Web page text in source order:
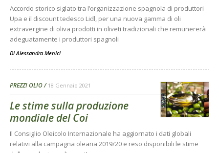
Accordo storico siglato tra l’organizzazione spagnola di produttori
Upa e il discount tedesco Lidl, per una nuova gamma di oli
extravergine di oliva prodotti in oliveti tradizionali che remunererà
adeguatamente i produttori spagnoli
DiAlessandra Menici
PREZZI OLIO 18 Gennaio 2021
Le stime sulla produzione
mondiale del Coi
Il Consiglio Oleicolo Internazionale ha aggiornato i dati globali
relativi alla campagna olearia 2019/20 e reso disponibili le stime